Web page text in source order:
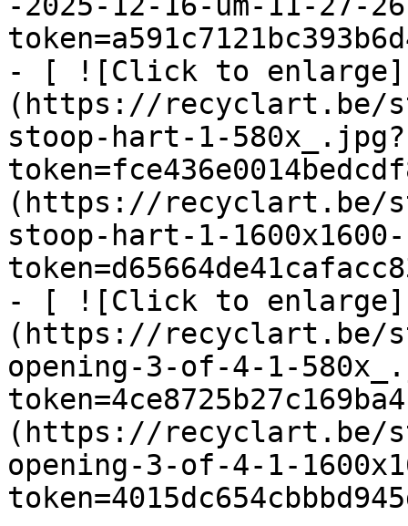
- [ ![Click to enlarge]
(https://recyclart.be/
stoop-hart-1-580x_.jpg?
(https://recyclart.be/
stoop-hart-1-
- [ ![Click to enlarge]
(https://recyclart.be/
opening-3-of-4-1-
(https://recyclart.be/
opening-3-of-4-1-